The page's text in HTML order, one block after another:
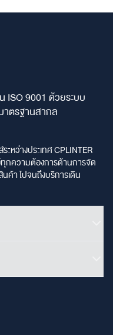
ISO 9001 ด้วยระบบ
ตรฐานสากล
หว่างประเทศ CPLINTER
กความต้องการด้านการจัด
ค้า ไปจนถึงบริการเดิน